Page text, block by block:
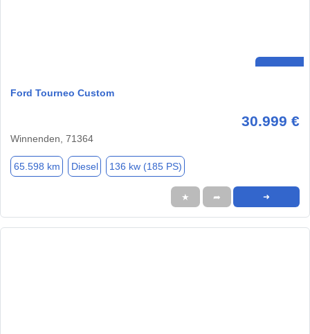
Ford Tourneo Custom
30.999 €
Winnenden, 71364
65.598 km Diesel 136 kw (185 PS)
★ ➦ ➜